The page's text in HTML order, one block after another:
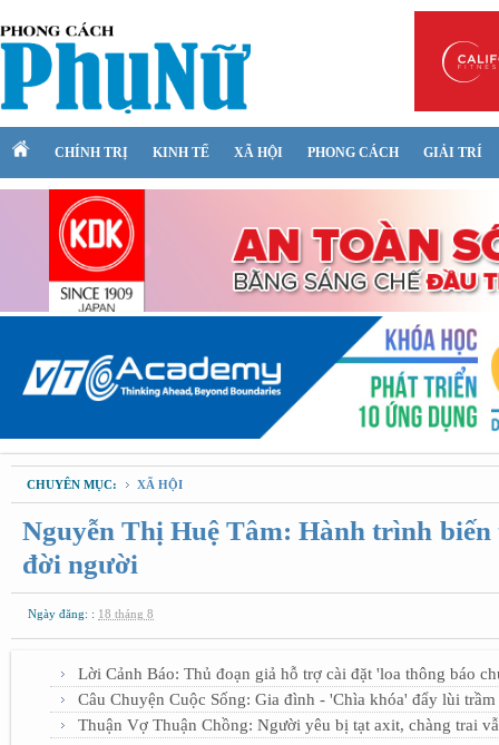
CHÍNH TRỊ KINH TẾ XÃ HỘI PHONG CÁCH GIẢI TRÍ
CHUYÊN MỤC: XÃ HỘI
Nguyễn Thị Huệ Tâm: Hành trình
đời người
Ngày đăng: : 18 tháng 8
Lời Cảnh Báo: Thủ đoạn giả hỗ trợ cài đặt 'loa thông báo
Câu Chuyện Cuộc Sống: Gia đình - 'Chìa khóa' đẩy lùi trầm
Thuận Vợ Thuận Chồng: Người yêu bị tạt axit, chàng trai